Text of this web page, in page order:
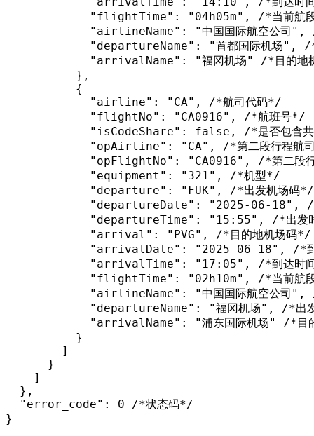
"flightTime": "04h05m", /*当前航段
"airlineName": "中国国际航空公司",
"departureName": "首都国际机场", /*
"arrivalName": "福冈机场" /*目的地
          },
          {
            "airline": "CA", /*航司代码*/
            "flightNo": "CA0916", /*航班号*/
"isCodeShare": false, /*是否包含共
"opAirline": "CA", /*第二段行程航
"opFlightNo": "CA0916", /*第二段行
            "equipment": "321", /*机型*/
            "departure": "FUK", /*出发机场码*/
"departureDate": "2025-06-18", /
"departureTime": "15:55", /*出发
            "arrival": "PVG", /*目的地机场码*/
"arrivalDate": "2025-06-18", /*
"arrivalTime": "17:05", /*到达时
"flightTime": "02h10m", /*当前航段
"airlineName": "中国国际航空公司",
"departureName": "福冈机场", /*出
"arrivalName": "浦东国际机场" /*目
          }
        ]
      }
    ]
  },
  "error_code": 0 /*状态码*/
}